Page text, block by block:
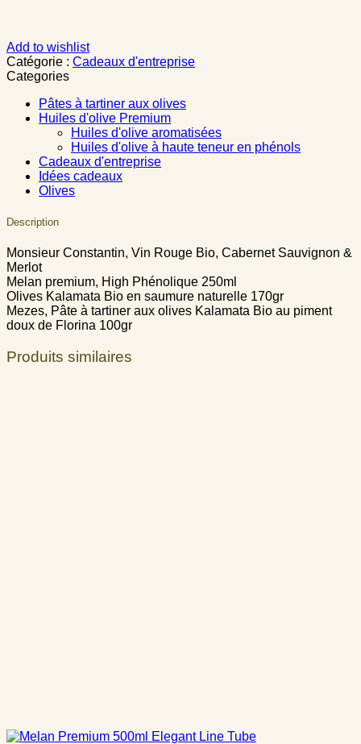
Add to wishlist
Catégorie : Cadeaux d'entreprise
Categories
Pâtes à tartiner aux olives
Huiles d'olive Premium
Huiles d'olive aromatisées
Huiles d'olive à haute teneur en phénols
Cadeaux d'entreprise
Idées cadeaux
Olives
Description
Monsieur Constantin, Vin Rouge Bio, Cabernet Sauvignon &
Merlot
Melan premium, High Phénolique 250ml
Olives Kalamata Bio en saumure naturelle 170gr
Mezes, Pâte à tartiner aux olives Kalamata Bio au piment
doux de Florina 100gr
Produits similaires